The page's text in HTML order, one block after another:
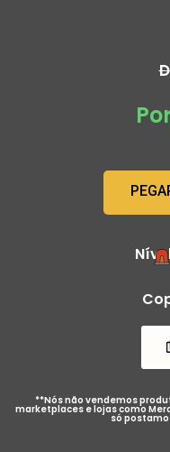
**Nós não vendemos
marketplaces e lojas como
só